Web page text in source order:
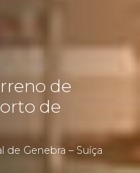
de
de
Genebra – Suíça